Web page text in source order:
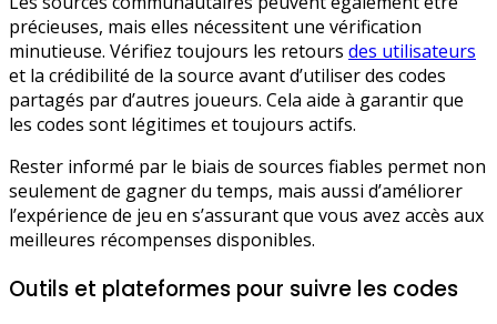
précieuses, mais elles nécessitent une vérification
minutieuse. Vérifiez toujours les retours des utilisateurs
et la crédibilité de la source avant d’utiliser des codes
partagés par d’autres joueurs. Cela aide à garantir que
les codes sont légitimes et toujours actifs.
Rester informé par le biais de sources fiables permet non
seulement de gagner du temps, mais aussi d’améliorer
l’expérience de jeu en s’assurant que vous avez accès aux
meilleures récompenses disponibles.
Outils et plateformes pour suivre les codes